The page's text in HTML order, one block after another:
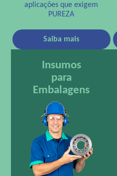
aplicações que exigem
PUREZA
Saiba mais
Insumos
para
Embalagens